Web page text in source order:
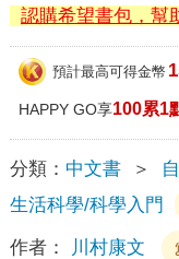
認購希望書包，幫
預計最高可得金幣
HAPPY GO享100累1
分類： 中文書 ＞
生活科學/科學入門
作者： 川村康文